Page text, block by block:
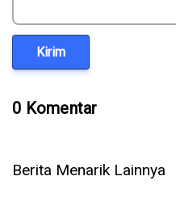
Kirim
0 Komentar
Berita Menarik Lainnya